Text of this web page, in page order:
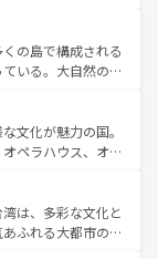
。 なお、新
照してほしい。
グ、エンターテイ
。一方、アメリカ
ニオンやイエロー
が融合した独特の
で異なる魅力を楽
感じることができ
。
の島で構成される
いる。大自然の神
地といえばオアフ
島やカウアイ島が
をはじめ、豊かな
てくれるハワイの
アンミュージッ
ハワイの魅力を彩
文化が魅力の国。
ペラハウス、オー
ル（エアーズロッ
ンズの熱帯雨林な
やワイン、オージ
は、多彩な文化と
ふれる大都市の台